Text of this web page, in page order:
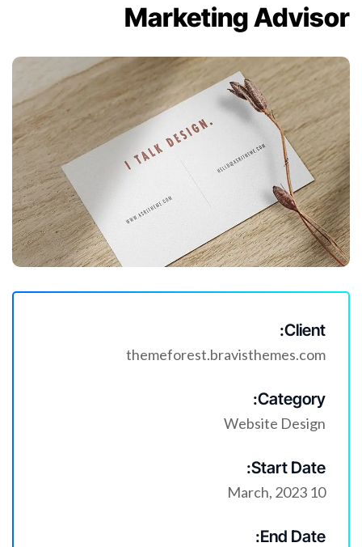
Marketing Advisor
Client:
themeforest.bravisthemes.com
Category:
Website Design
Start Date:
10 March, 2023
End Date: